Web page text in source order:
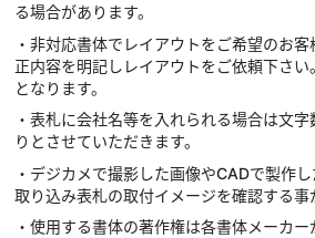
る場合があります。
・非対応書体でレイアウトをご希望のお
正内容を明記しレイアウトをご依頼下さ
となります。
・表札に会社名等を入れられる場合は文
りとさせていただきます。
・デジカメで撮影した画像やCADで製作
取り込み表札の取付イメージを確認する事
・使用する書体の著作権は各書体メーカ